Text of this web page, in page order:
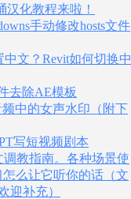
汉化教程来啦！
手动修改hosts文件
中文？Revit如何切换中
去除AE模板
频中的女声水印（附下
写短视频剧本
调教指南。各种场景使
怎么让它听你的话（文
迎补充）